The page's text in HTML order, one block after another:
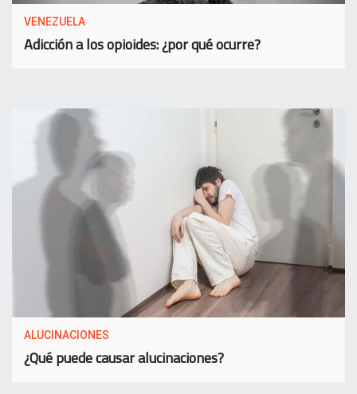
VENEZUELA
Adicción a los opioides: ¿por qué ocurre?
ALUCINACIONES
¿Qué puede causar alucinaciones?